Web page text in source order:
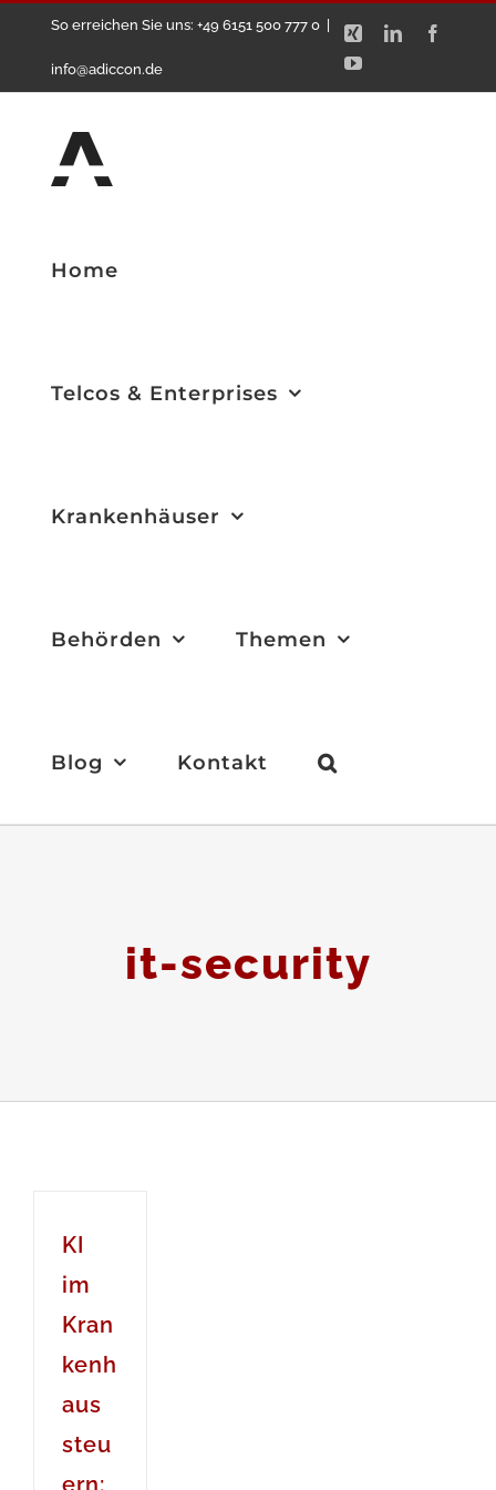
springen
So erreichen Sie uns: +49 6151 500 777 0
info@adiccon.de
Xing LinkedIn
YouTube
Home
Telcos & Enterprises
Krankenhäuser
Behörden Themen
Blog Kontakt
it-security
KI
im
Kran
kenh
aus
steu
ern: